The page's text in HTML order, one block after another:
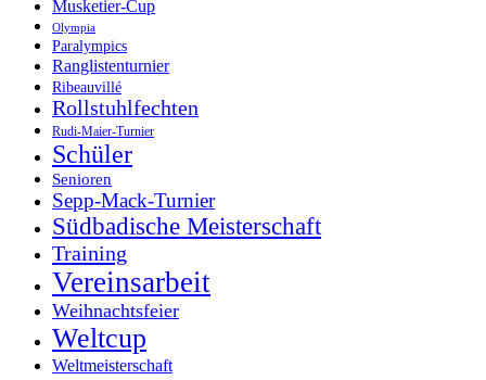
Musketier-Cup
Olympia
Paralympics
Ranglistenturnier
Ribeauvillé
Rollstuhlfechten
Rudi-Maier-Turnier
Schüler
Senioren
Sepp-Mack-Turnier
Südbadische Meisterschaft
Training
Vereinsarbeit
Weihnachtsfeier
Weltcup
Weltmeisterschaft